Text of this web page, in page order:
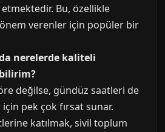
Bu, özellikle
verenler için popüler bir
nerelerde kaliteli
değilse, gündüz saatleri de
için pek çok fırsat sunar.
katılmak, sivil toplum